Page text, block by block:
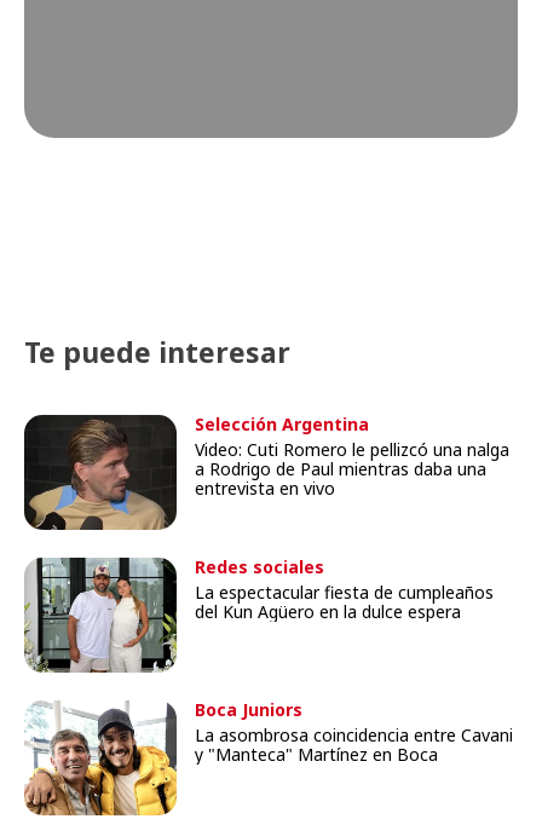
Te puede interesar
Selección Argentina
Video: Cuti Romero le pellizcó una nalga
a Rodrigo de Paul mientras daba una
entrevista en vivo
Redes sociales
La espectacular fiesta de cumpleaños
del Kun Agüero en la dulce espera
Boca Juniors
La asombrosa coincidencia entre Cavani
y "Manteca" Martínez en Boca